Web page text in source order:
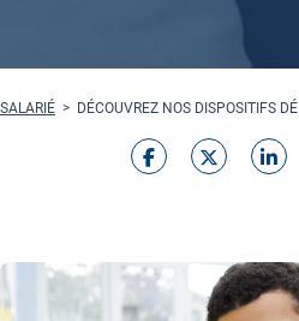
Fil d'Ariane
SALARIÉ DÉCOUVREZ NOS DISPOSITIFS